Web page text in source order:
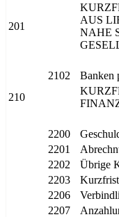
201
AUS
NAHE
2102 Banken
210
2200
2201
2202
Übrige
2203
2206
2207